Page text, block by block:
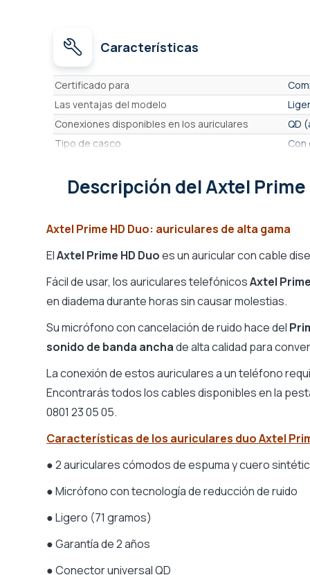
Características
Características
Certificado para
Las ventajas del modelo
Conexiones disponibles en los auriculares
QD
Tipo de casco
Con
Reducción activa de ruido (ANC)
No
Formato de casco
Material de los auriculares
Protección acústica
Sí
Compatible Push-to-Talk
Equipos de Microsoft optimizados/Zoom
No
Enchufe de desconexión rápida
Sí
Peso del casco
Garantía
2
Micrófono con cancelación de ruido.
Casco plegable, fácil almacenamiento.
No
Descripción del Axtel Prime
Axtel Prime HD Duo: auriculares de alta gama
ElAxtel Prime HD Duoes un auricular con cable
Fácil de usar, los auriculares telefónicosAxtel
en diadema durante horas sin causar molestias.
Su micrófono con cancelación de ruido hace del
sonido de banda anchade alta calidad para
La conexión de estos auriculares a un teléfono
Encontrarás todos los cables disponibles en la
0801 23 05 05.
Características de los auriculares duo Axtel
● 2 auriculares cómodos de espuma y cuero
● Micrófono con tecnología de reducción de ruido
● Ligero (71 gramos)
● Garantía de 2 años
● Conector universal QD